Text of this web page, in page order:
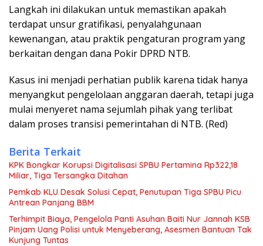
Langkah ini dilakukan untuk memastikan apakah
terdapat unsur gratifikasi, penyalahgunaan
kewenangan, atau praktik pengaturan program yang
berkaitan dengan dana Pokir DPRD NTB.
Kasus ini menjadi perhatian publik karena tidak hanya
menyangkut pengelolaan anggaran daerah, tetapi juga
mulai menyeret nama sejumlah pihak yang terlibat
dalam proses transisi pemerintahan di NTB. (Red)
Berita Terkait
KPK Bongkar Korupsi Digitalisasi SPBU Pertamina Rp322,18
Miliar, Tiga Tersangka Ditahan
Pemkab KLU Desak Solusi Cepat, Penutupan Tiga SPBU Picu
Antrean Panjang BBM
Terhimpit Biaya, Pengelola Panti Asuhan Baiti Nur Jannah KSB
Pinjam Uang Polisi untuk Menyeberang, Asesmen Bantuan Tak
Kunjung Tuntas